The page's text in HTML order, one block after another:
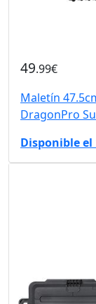
49.99€
Maletín
DragonPro
Disponible el